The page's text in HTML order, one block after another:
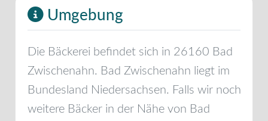
Umgebung
Die Bäckerei befindet sich in 26160 Bad
Zwischenahn. Bad Zwischenahn liegt im
Bundesland Niedersachsen. Falls wir noch
weitere Bäcker in der Nähe von Bad